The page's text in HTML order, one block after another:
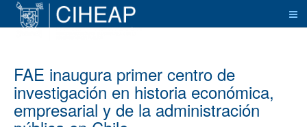
FAE inaugura primer centro de
investigación en historia económica,
empresarial y de la administración